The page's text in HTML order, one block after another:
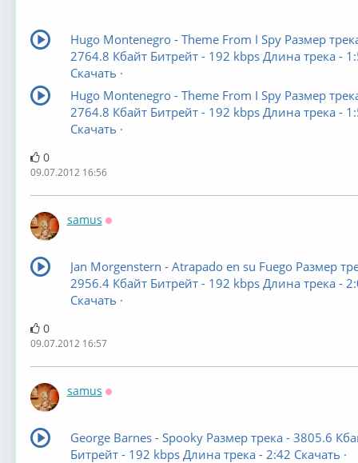
Hugo Montenegro - Theme From I Spy Размер
2764.8 Кбайт Битрейт - 192 kbps Длина трека -
Скачать ·
Hugo Montenegro - Theme From I Spy Размер
2764.8 Кбайт Битрейт - 192 kbps Длина трека -
Скачать ·
0
09.07.2012 16:56
samus
Jan Morgenstern - Atrapado en su Fuego Размер
2956.4 Кбайт Битрейт - 192 kbps Длина трека -
Скачать ·
0
09.07.2012 16:57
samus
George Barnes - Spooky Размер трека - 3805.6
Битрейт - 192 kbps Длина трека - 2:42 Скачать ·